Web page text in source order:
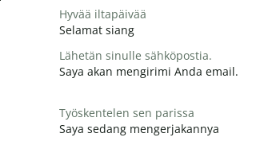
Hyvää iltapäivää
Selamat siang
Lähetän sinulle sähköpostia.
Saya akan mengirimi Anda email.
Työskentelen sen parissa
Saya sedang mengerjakannya